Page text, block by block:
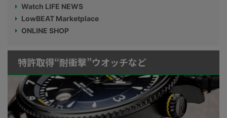
Watch LIFE NEWS
LowBEAT Marketplace
ONLINE SHOP
特許取得“耐衝撃”ウオッチなど